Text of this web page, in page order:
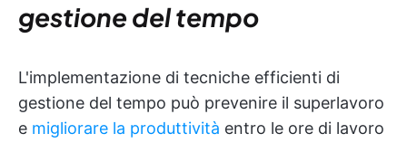
gestione del tempo
L'implementazione di tecniche efficienti di
gestione del tempo può prevenire il superlavoro
e migliorare la produttività entro le ore di lavoro